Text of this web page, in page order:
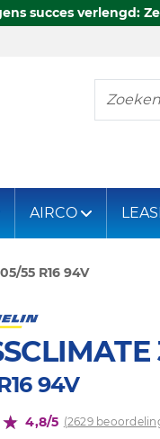
succes verlengd:
Zoeken
AIRCO
55 R16 94V
94V
4,8/5 (2629